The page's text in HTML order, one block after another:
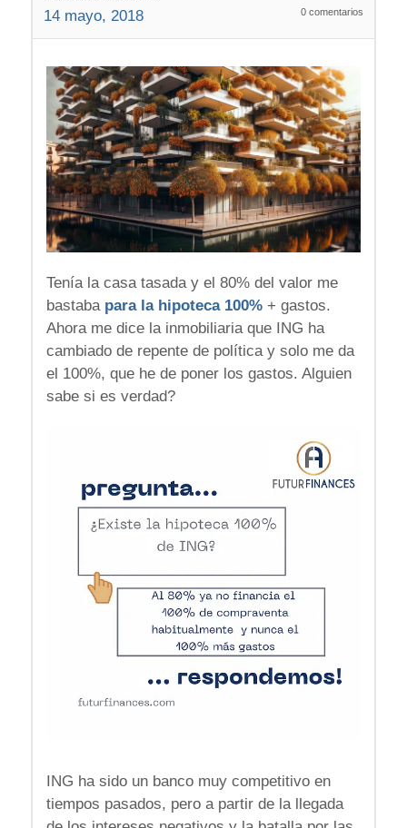
14 mayo, 2018 0 comentarios
Tenía la casa tasada y el 80% del valor me
bastaba para la hipoteca 100%+ gastos.
Ahora me dice la inmobiliaria que ING ha
cambiado de repente de política y solo me da
el 100%, que he de poner los gastos. Alguien
sabe si es verdad?
ING ha sido un banco muy competitivo en
tiempos pasados, pero a partir de la llegada